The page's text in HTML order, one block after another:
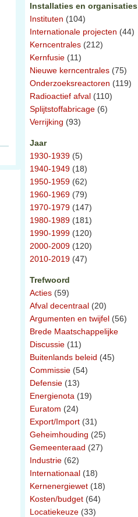
Installaties en organisaties
Instituten (104)
Internationale projecten (44)
Kerncentrales (212)
Kernfusie (11)
Nieuwe kerncentrales (75)
Onderzoeksreactoren (119)
Radioactief afval (110)
Splijtstoffabricage (6)
Verrijking (93)
Jaar
1930-1939 (5)
1940-1949 (18)
1950-1959 (62)
1960-1969 (79)
1970-1979 (147)
1980-1989 (181)
1990-1999 (120)
2000-2009 (120)
2010-2019 (47)
Trefwoord
Acties (59)
Afval decentraal (20)
Argumenten en twijfel (56)
Brede Maatschappelijke
Discussie (11)
Buitenlands beleid (45)
Commissie (54)
Defensie (13)
Energienota (19)
Euratom (24)
Export/Import (31)
Geheimhouding (25)
Gemeenteraad (27)
Industrie (62)
Internationaal (18)
Kernenergiewet (18)
Kosten/budget (64)
Locatiekeuze (33)